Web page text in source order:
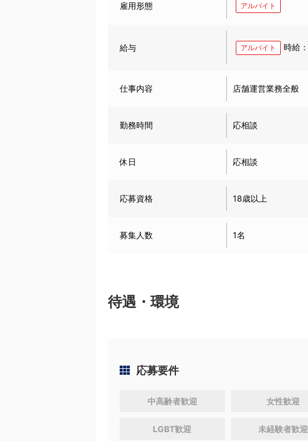
雇用形態 アルバイト
給与 アルバイト 時給：
仕事内容 店舗運営業務全般
勤務時間 応相談
休日 応相談
応募資格 18歳以上
募集人数 1名
待遇・環境
応募要件
中高齢者歓迎 女性歓迎
LGBT歓迎 未経験者歓迎